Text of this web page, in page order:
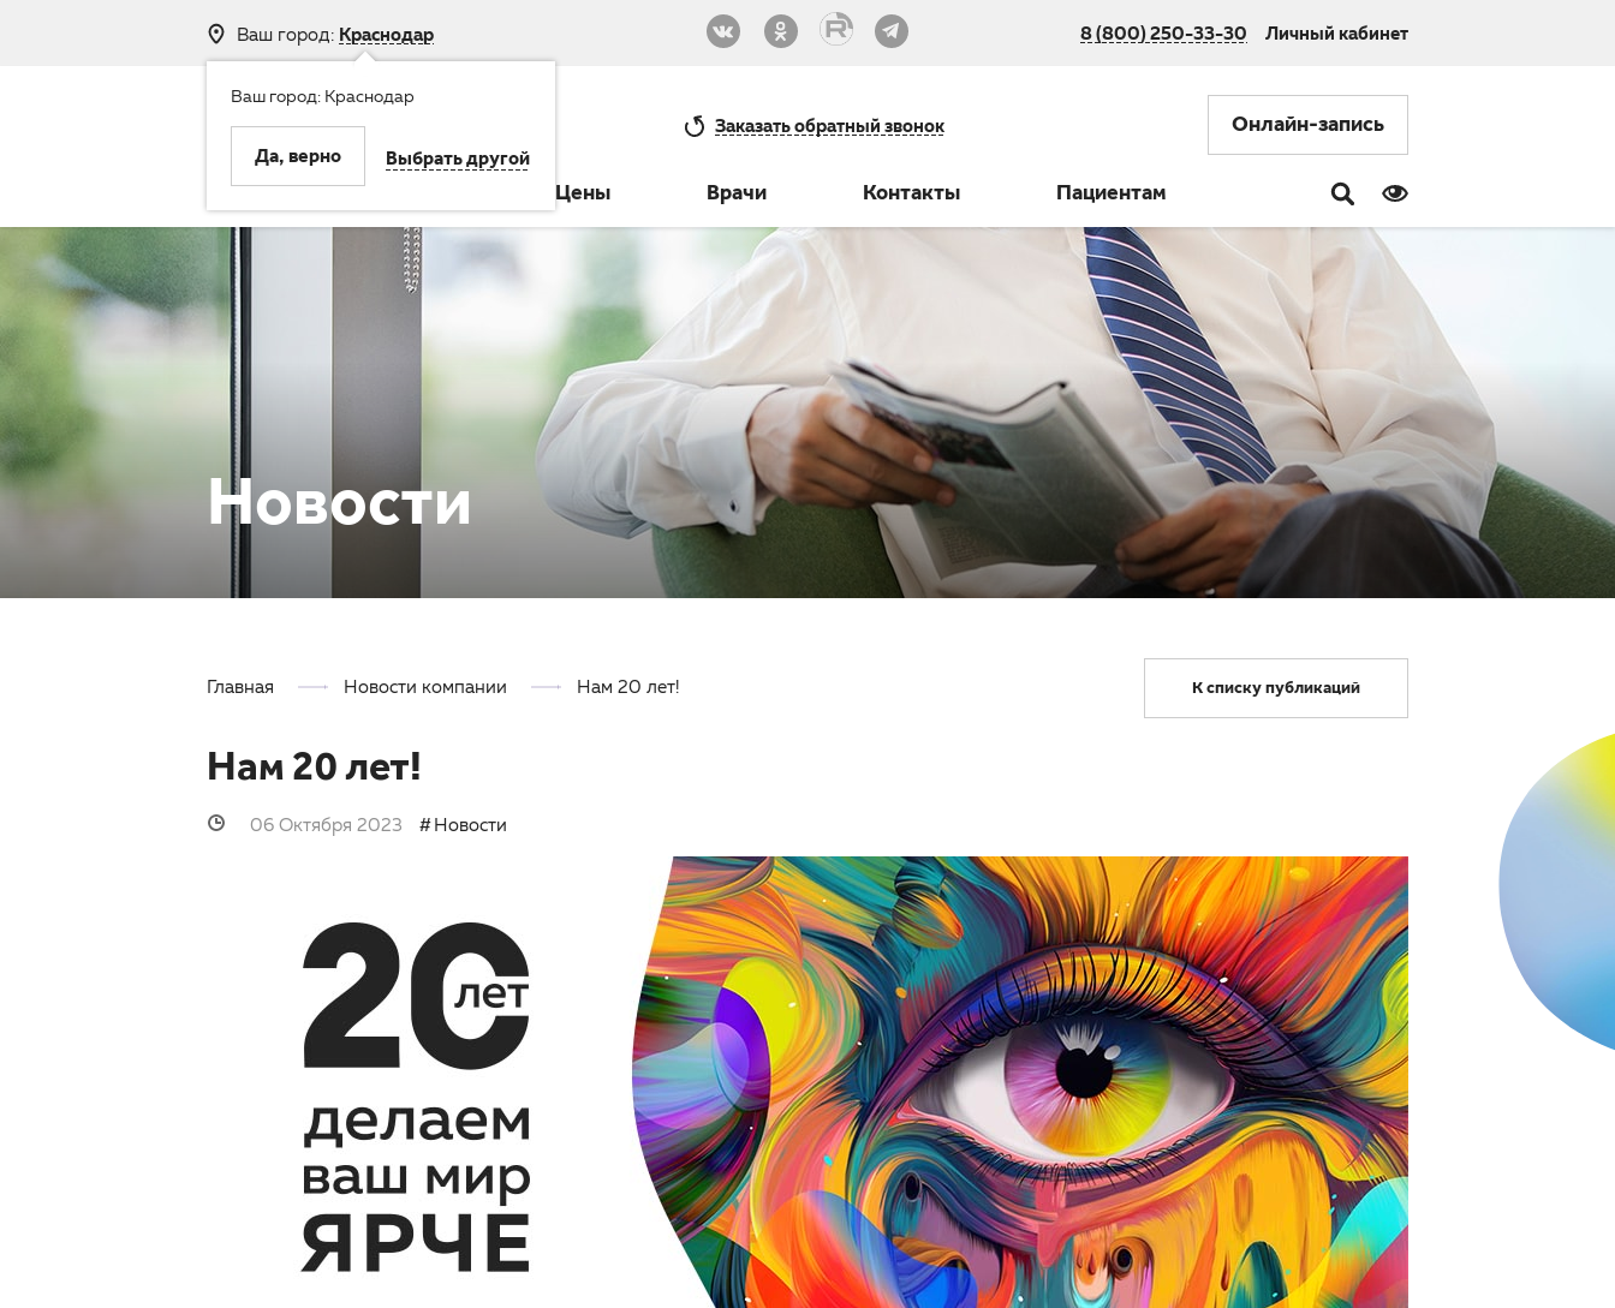
Ваш город: Краснодар
Ваш город: Краснодар
Да, верно Выбрать другой
8 (800) 250-33-30 Личный кабинет
Заказатьобратный звонок Онлайн-запись
Цены Врачи Контакты Пациентам
Новости
Главная Новости компании Нам 20 лет! К списку публикаций
Нам 20 лет!
06 Октября 2023 Новости